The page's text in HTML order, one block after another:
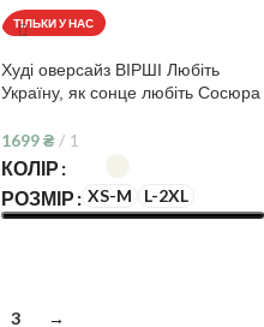
ТІЛЬКИ У НАС
Худі оверсайз ВІРШІ Любіть
Україну, як сонце любіть Сосюра
1699₴ 1
КОЛІР
РОЗМІР
XS-M L-2XL
3 →